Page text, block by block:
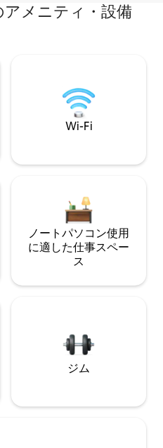
メニティ・設備
Wi-Fi
ノートパソコン使用
に適した仕事スペー
ス
ジム